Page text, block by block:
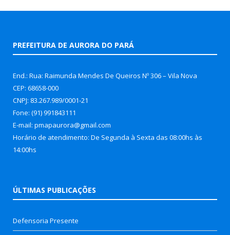
PREFEITURA DE AURORA DO PARÁ
End.: Rua: Raimunda Mendes De Queiros Nº 306 – Vila Nova
CEP: 68658-000
CNPJ: 83.267.989/0001-21
Fone: (91) 991843111
E-mail: pmapaurora@gmail.com
Horário de atendimento: De Segunda à Sexta das 08:00hs às
14:00hs
ÚLTIMAS PUBLICAÇÕES
Defensoria Presente